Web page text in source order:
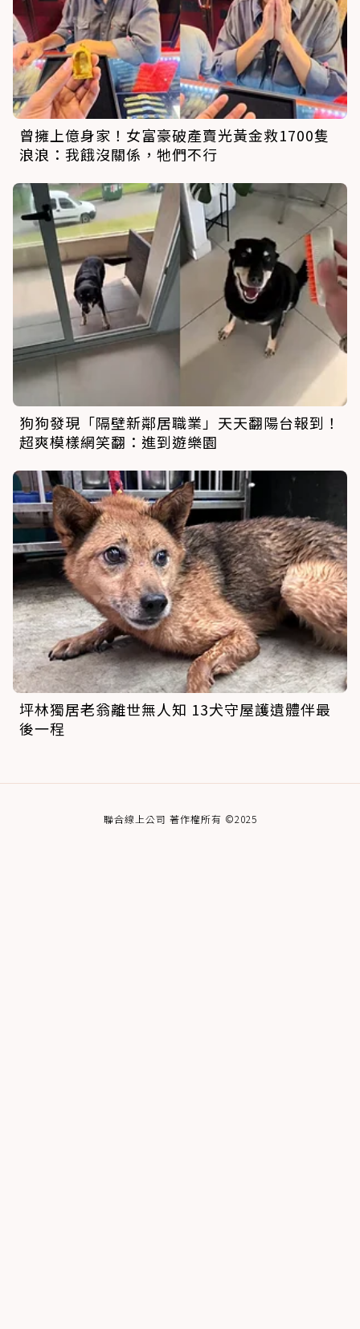
曾擁上億身家！女富豪破產賣光黃金救1700隻
浪浪：我餓沒關係，牠們不行
狗狗發現「隔壁新鄰居職業」天天翻陽台報到！
超爽模樣網笑翻：進到遊樂園
坪林獨居老翁離世無人知 13犬守屋護遺體伴最
後一程
聯合線上公司 著作權所有 ©2025